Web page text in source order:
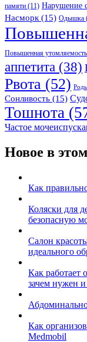
памяти (11) Нарушение
Насморк (15) Одышка
Повышенная утомляемость
аппетита (38)
Рвота (52)
Сонливость (15)
Тошнота
Частое
Новое в
Как
Коляски для
безопасную
Салон
идеального
Как работает
зачем нужен и
Как
Medmobil